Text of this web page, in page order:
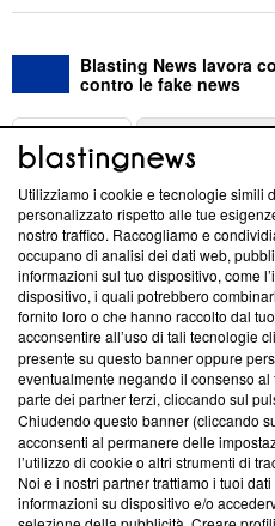
Blasting News lavora
contro le fake news
ABOUT
Questa sezione offre
News, sui nostri processi
creare news di qualità. Inoltre,
‘Trust Project - News with
ancora membro del
parte; Trust Project non ha
conformità agli standard.
Su di noi
Team editoriale
Corporate
Utilizziamo i cookie e tecnologie simili
personalizzato rispetto alle tue
nostro traffico. Raccogliamo e
occupano di analisi dei dati web,
informazioni sul tuo dispositivo, come
dispositivo, i quali potrebbero
fornito loro o che hanno raccolto dal
acconsentire all’uso di tali tecnologie
presente su questo banner oppure
eventualmente negando il consenso
parte dei partner terzi, cliccando sul
Chiudendo questo banner (cliccando
acconsenti al permanere delle
l’utilizzo di cookie o altri strumenti di
Noi e i nostri partner trattiamo i tuoi
informazioni su dispositivo e/o